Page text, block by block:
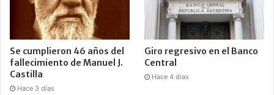
Se cumplieron 46 años del
fallecimiento de Manuel J.
Castilla
Hace 3 días
Giro regresivo en el Banco
Central
Hace 4 días